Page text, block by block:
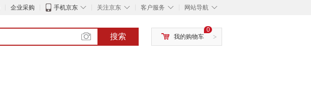
企业采购 ◇
手机京东 ◇
关注京东 ◇
客户服务 ◇
网站导航
搜索 >
0
我的购物车